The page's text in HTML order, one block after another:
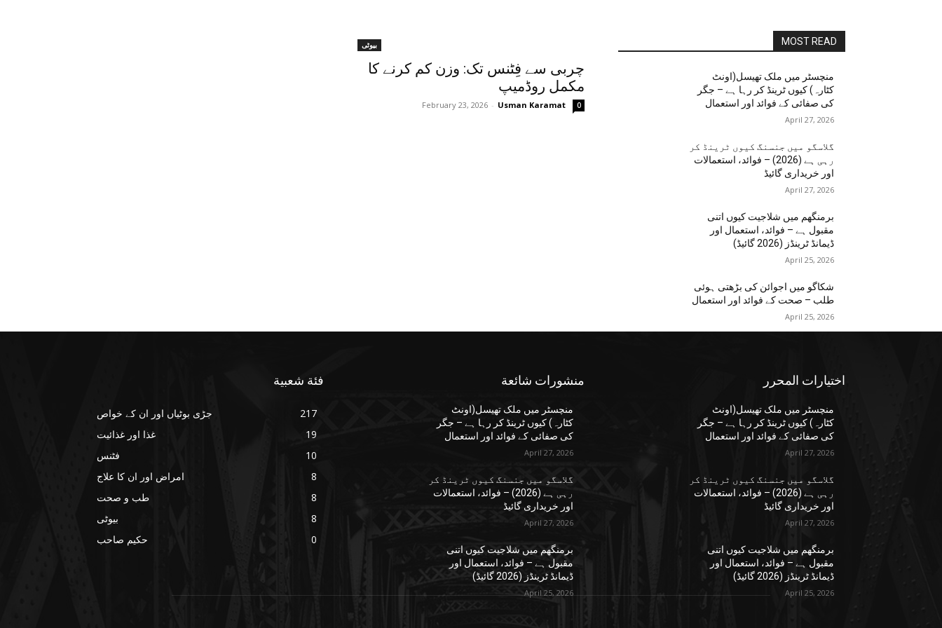
بیوٹی
چربی سے فِٹنس تک: وزن کم کرنے کا
مکمل روڈمیپ
Usman Karamat
-
February 23, 2026 0
MOST READ
منچسٹر میں ملک تھیسل(اونٹ
کٹارہ) کیوں ٹرینڈ کر رہا ہے – جگر
کی صفائی کے فوائد اور استعمال
April 27, 2026
گلاسگو میں جنسنگ کیوں ٹرینڈ کر
رہی ہے (2026) – فوائد، استعمالات
اور خریداری گائیڈ
April 27, 2026
برمنگھم میں شلاجیت کیوں اتنی
مقبول ہے – فوائد، استعمال اور
ڈیمانڈ ٹرینڈز (2026 گائیڈ)
April 25, 2026
شکاگو میں اجوائن کی بڑھتی ہوئی
طلب – صحت کے فوائد اور استعمال
April 25, 2026
اختيارات المحرر
منچسٹر میں ملک تھیسل(اونٹ
کٹارہ) کیوں ٹرینڈ کر رہا ہے – جگر
کی صفائی کے فوائد اور استعمال
April 27, 2026
گلاسگو میں جنسنگ کیوں ٹرینڈ کر
رہی ہے (2026) – فوائد، استعمالات
اور خریداری گائیڈ
April 27, 2026
برمنگھم میں شلاجیت کیوں اتنی
مقبول ہے – فوائد، استعمال اور
ڈیمانڈ ٹرینڈز (2026 گائیڈ)
April 25, 2026
منشورات شائعة
منچسٹر میں ملک تھیسل(اونٹ
کٹارہ) کیوں ٹرینڈ کر رہا ہے – جگر
کی صفائی کے فوائد اور استعمال
April 27, 2026
گلاسگو میں جنسنگ کیوں ٹرینڈ کر
رہی ہے (2026) – فوائد، استعمالات
اور خریداری گائیڈ
April 27, 2026
برمنگھم میں شلاجیت کیوں اتنی
مقبول ہے – فوائد، استعمال اور
ڈیمانڈ ٹرینڈز (2026 گائیڈ)
April 25, 2026
فئة شعبية
جڑی بوٹیاں اور ان کے خواص
217
غذا اور غذائیت
19
فٹنس
10
امراض اور ان کا علاج
8
طب و صحت
8
بیوٹی
8
حکیم صاحب
0